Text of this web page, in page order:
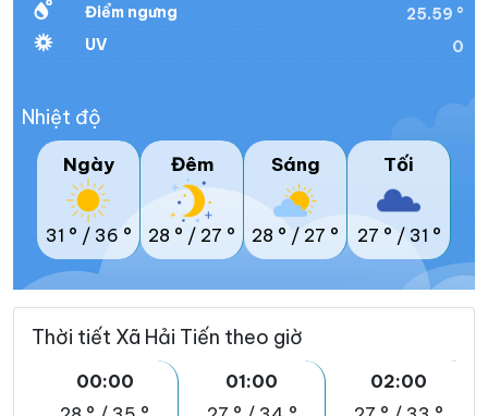
Điểm ngưng
25.59 °
UV
0
Nhiệt độ
Ngày
31 ° / 36 °
Đêm
28 ° / 27 °
Sáng
28 ° / 27 °
Tối
27 ° / 31 °
Thời tiết Xã Hải Tiến theo giờ
00:00
01:00
02:00